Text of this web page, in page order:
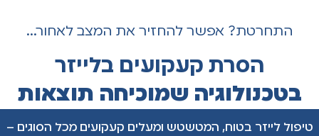
התחרטת? אפשר להחזיר את המצב לאחור...
הסרת קעקועים בלייזר
בטכנולוגיה שמוכיחה תוצאות
טיפול לייזר בטוח, המטשטש ומעלים קעקועים מכל הסוגים –